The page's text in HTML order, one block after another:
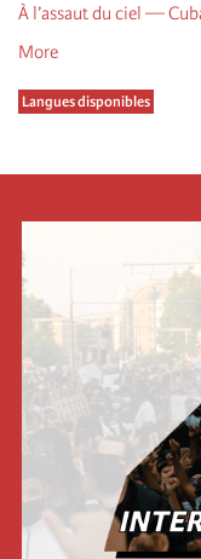
À l’assaut du ciel —
More
Langues disponibles